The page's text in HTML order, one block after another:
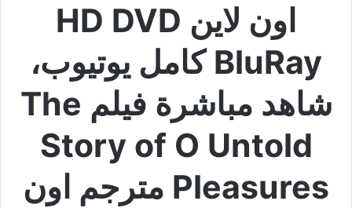
اون لاين HD DVD
BluRay كامل يوتيوب،
شاهد مباشرة فيلم The
Story of O Untold
Pleasures مترجم اون